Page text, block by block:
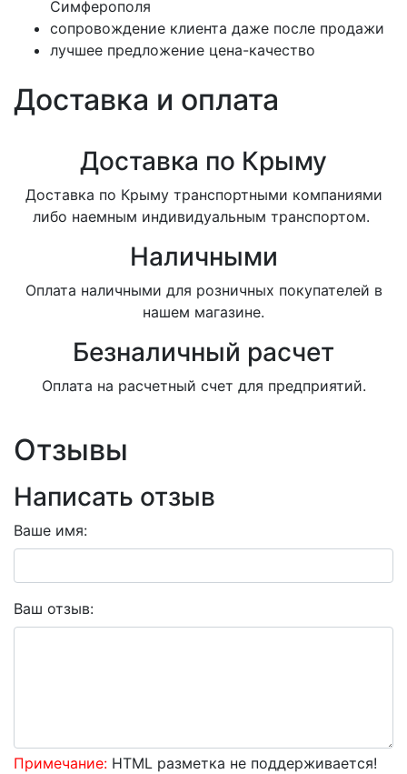
Симферополя
сопровождение клиента даже после продажи
лучшее предложение цена-качество
Доставка и оплата
Доставка по Крыму
Доставка по Крыму транспортными компаниями
либо наемным индивидуальным транспортом.
Наличными
Оплата наличными для розничных покупателей в
нашем магазине.
Безналичный расчет
Оплата на расчетный счет для предприятий.
Отзывы
Написать отзыв
Ваше имя:
Ваш отзыв:
Примечание: HTML разметка не поддерживается!